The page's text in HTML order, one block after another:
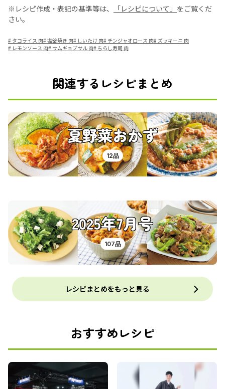
※レシピ作成・表記の基準等は、
「レシピについて」 をご覧くだ
さい。
# タコライス 肉#塩釜焼き 肉# しいたけ 肉# チンジャオロース 肉# ズッキーニ 肉
# レモンソース 肉# サムギョプサル 肉# ちらし寿司 肉
関連するレシピまとめ
夏野菜おかず
12品
2025年7月号
107品
レシピまとめをもっと見る
おすすめレシピ